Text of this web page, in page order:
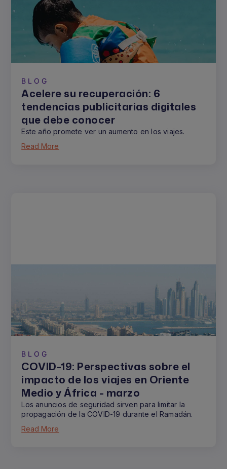
BLOG
Acelere su recuperación: 6
tendencias publicitarias digitales
que debe conocer
Este año promete ver un aumento en los viajes.
Read More
BLOG
COVID-19: Perspectivas sobre el
impacto de los viajes en Oriente
Medio y África - marzo
Los anuncios de seguridad sirven para limitar la
propagación de la COVID-19 durante el Ramadán.
Read More